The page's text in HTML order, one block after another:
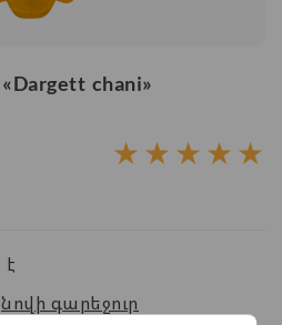
chani»
★
★
★
★
★
գարեջուր